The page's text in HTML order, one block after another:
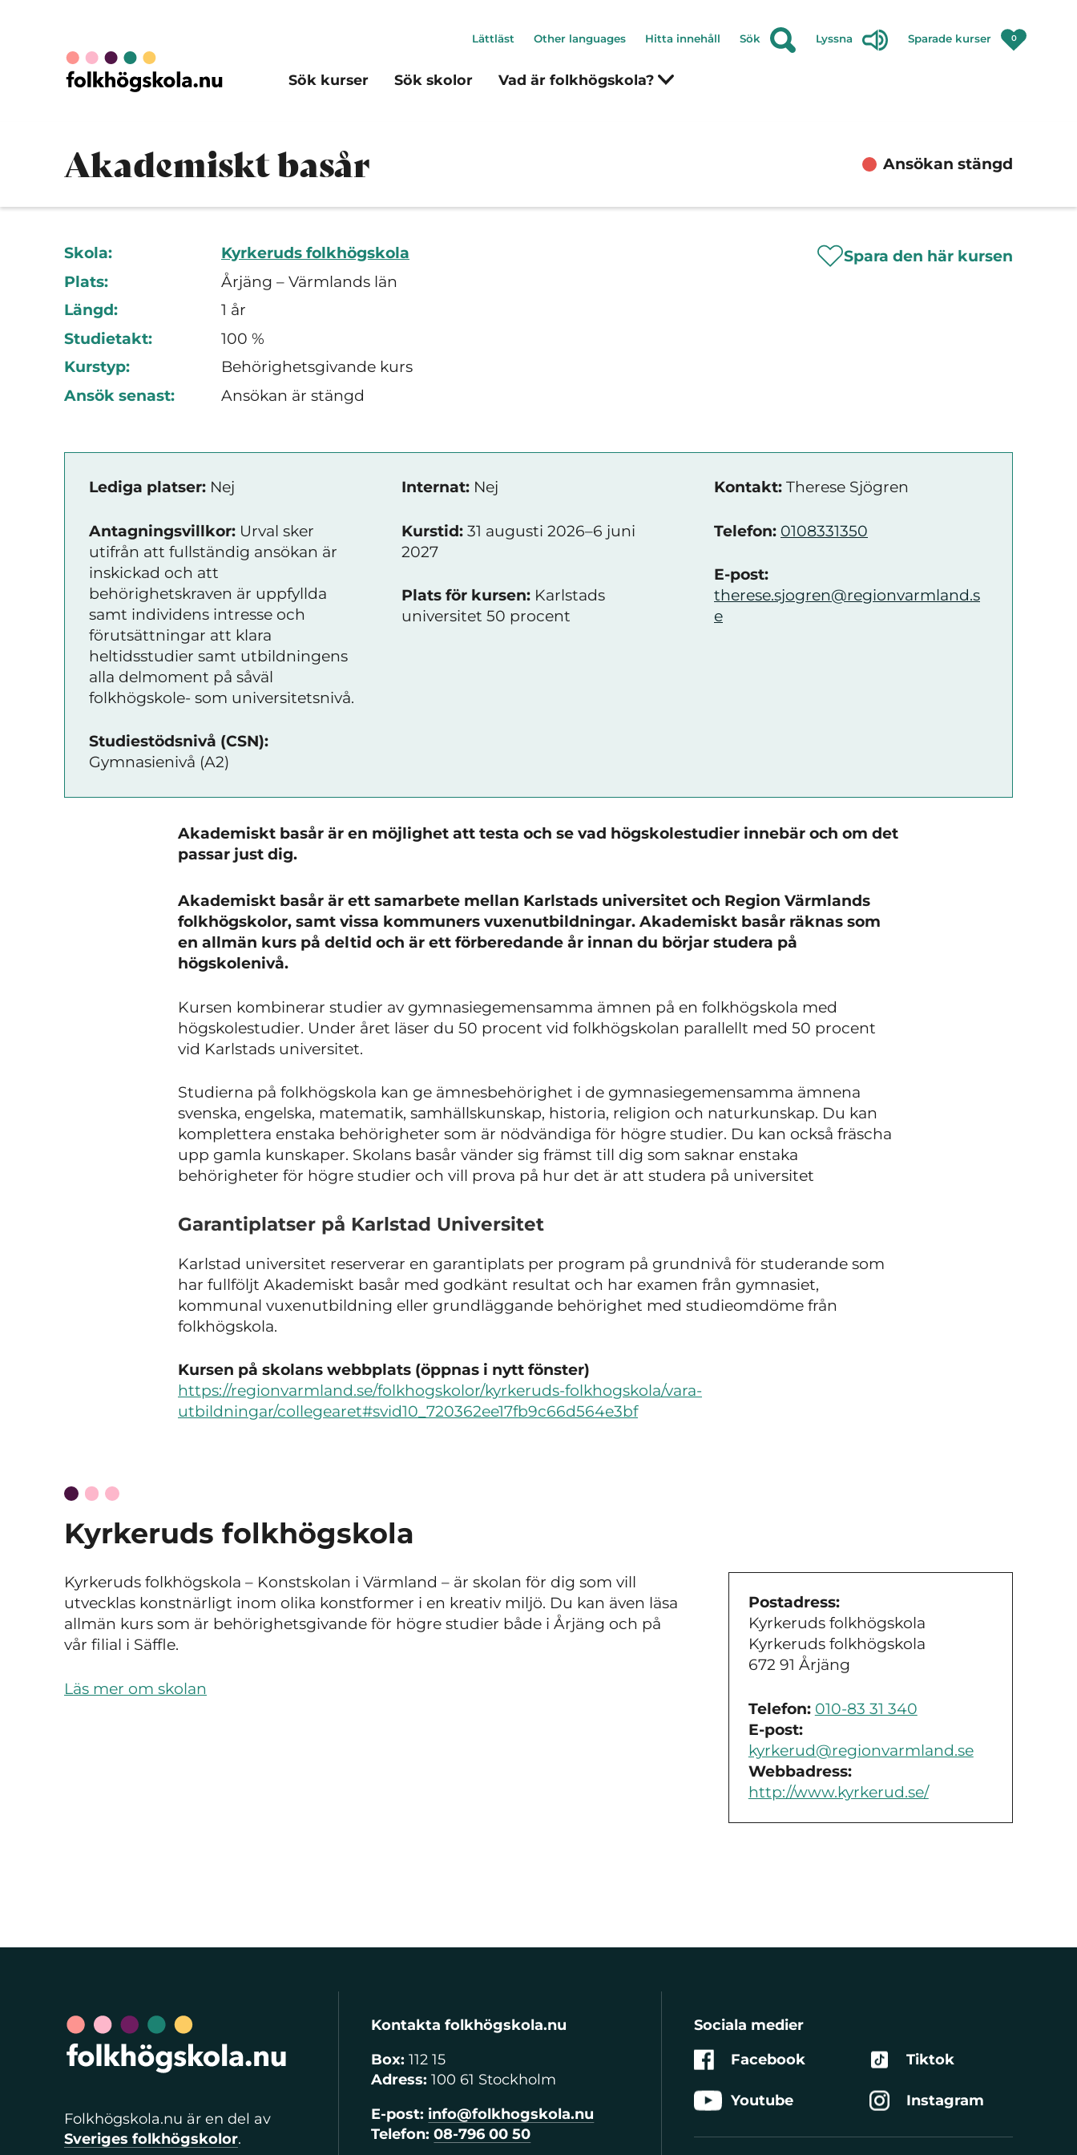
Sök kurser Sök skolor Vad är folkhögskola?
Lättläst Other languages Hitta innehåll Sök Lyssna Sparade kurser 0
Akademiskt basår Ansökan stängd
Skola:
Kyrkeruds folkhögskola
Plats:
Årjäng – Värmlands län
Längd:
1 år
Studietakt:
100 %
Kurstyp:
Behörighetsgivande kurs
Ansök senast:
Ansökan är stängd
Spara den här kursen
Lediga platser: Nej
Antagningsvillkor: Urval sker
utifrån att fullständig ansökan är
inskickad och att
behörighetskraven är uppfyllda
samt individens intresse och
förutsättningar att klara
heltidsstudier samt utbildningens
alla delmoment på såväl
folkhögskole- som universitetsnivå.
Studiestödsnivå (CSN):
Gymnasienivå (A2)
Internat: Nej
Kurstid: 31 augusti 2026–6 juni
2027
Plats för kursen: Karlstads
universitet 50 procent
Kontakt: Therese Sjögren
Telefon: 0108331350
E-post:
therese.sjogren@regionvarmland.s
e
Akademiskt basår är en möjlighet att testa och se vad högskolestudier innebär och om det
passar just dig.
Akademiskt basår är ett samarbete mellan Karlstads universitet och Region Värmlands
folkhögskolor, samt vissa kommuners vuxenutbildningar. Akademiskt basår räknas som
en allmän kurs på deltid och är ett förberedande år innan du börjar studera på
högskolenivå.
Kursen kombinerar studier av gymnasiegemensamma ämnen på en folkhögskola med
högskolestudier. Under året läser du 50 procent vid folkhögskolan parallellt med 50 procent
vid Karlstads universitet.
Studierna på folkhögskola kan ge ämnesbehörighet i de gymnasiegemensamma ämnena
svenska, engelska, matematik, samhällskunskap, historia, religion och naturkunskap. Du kan
komplettera enstaka behörigheter som är nödvändiga för högre studier. Du kan också fräscha
upp gamla kunskaper. Skolans basår vänder sig främst till dig som saknar enstaka
behörigheter för högre studier och vill prova på hur det är att studera på universitet
Garantiplatser på Karlstad Universitet
Karlstad universitet reserverar en garantiplats per program på grundnivå för studerande som
har fullföljt Akademiskt basår med godkänt resultat och har examen från gymnasiet,
kommunal vuxenutbildning eller grundläggande behörighet med studieomdöme från
folkhögskola.
Kursen på skolans webbplats (öppnas i nytt fönster)
https://regionvarmland.se/folkhogskolor/kyrkeruds-folkhogskola/vara-
utbildningar/collegearet#svid10_720362ee17fb9c66d564e3bf
Kyrkeruds folkhögskola
Kyrkeruds folkhögskola – Konstskolan i Värmland – är skolan för dig som vill
utvecklas konstnärligt inom olika konstformer i en kreativ miljö. Du kan även läsa
allmän kurs som är behörighetsgivande för högre studier både i Årjäng och på
vår filial i Säffle.
Läs mer om skolan
Postadress:
Kyrkeruds folkhögskola
Kyrkeruds folkhögskola
672 91 Årjäng
Telefon: 010-83 31 340
E-post:
kyrkerud@regionvarmland.se
Webbadress:
http://www.kyrkerud.se/
Folkhögskola.nu är en del av
Sveriges folkhögskolor.
Kontakta folkhögskola.nu
Box:112 15
Adress: 100 61 Stockholm
E-post: info@folkhogskola.nu
Telefon: 08-796 00 50
Sociala medier
Facebook
Youtube
Tiktok
Instagram